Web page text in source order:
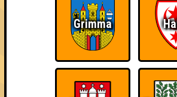
Teil der Oberschicht
Schon wieder zum
Grimma